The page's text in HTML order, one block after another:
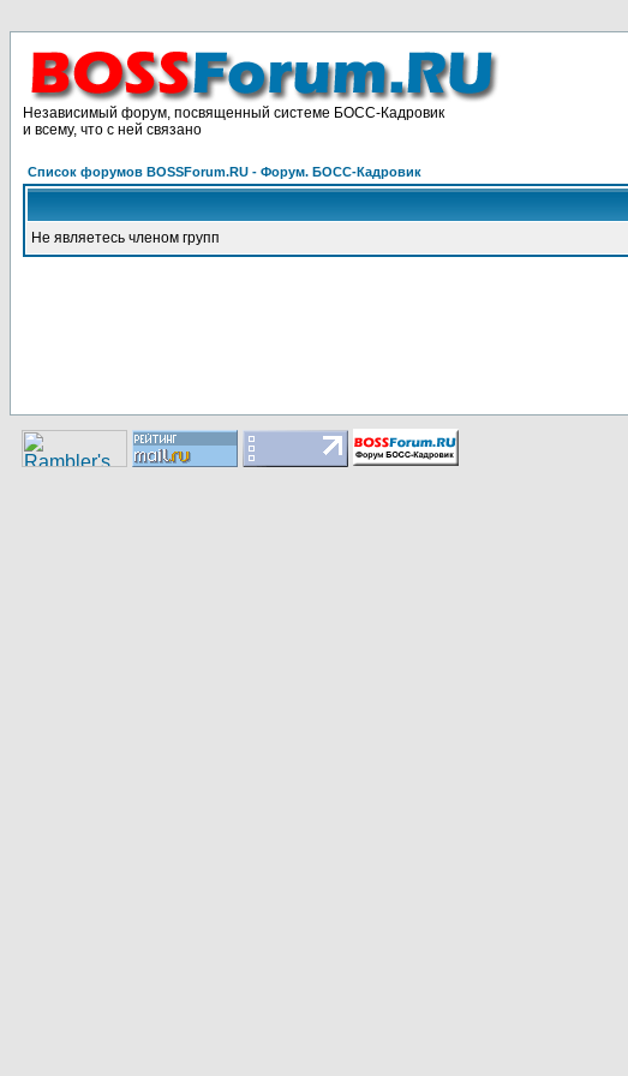
Независимый форум, посвященный системе БОСС-Кадровик
и всему, что с ней связано
Список форумов BOSSForum.RU - Форум. БОСС-Кадровик
Не являетесь членом групп